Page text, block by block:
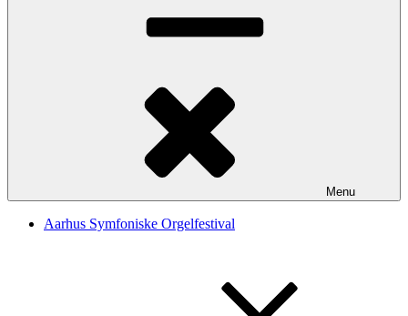
Menu
Aarhus Symfoniske Orgelfestival